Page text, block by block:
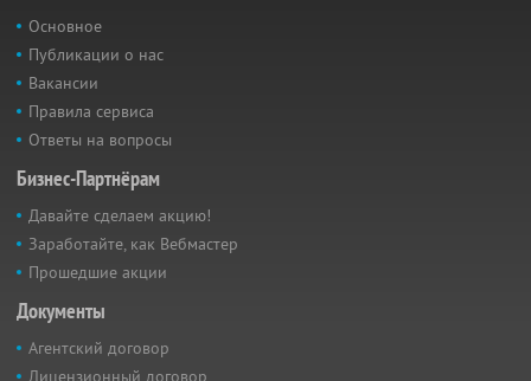
Основное
Публикации о нас
Вакансии
Правила сервиса
Ответы на вопросы
Бизнес-Партнёрам
Давайте сделаем акцию!
Заработайте, как Вебмастер
Прошедшие акции
Документы
Агентский договор
Лицензионный договор